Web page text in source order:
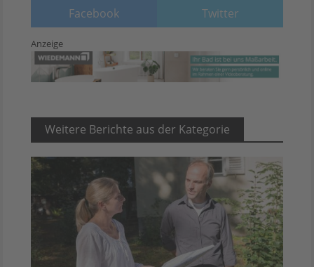
Facebook Twitter
Anzeige
Weitere Berichte aus der Kategorie